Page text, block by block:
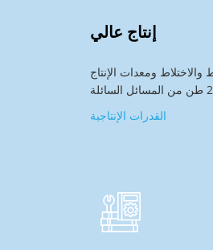
إنتاج عالي
والخلط والاختلاط ومعدات الإنتاج
القدرات الإنتاجية